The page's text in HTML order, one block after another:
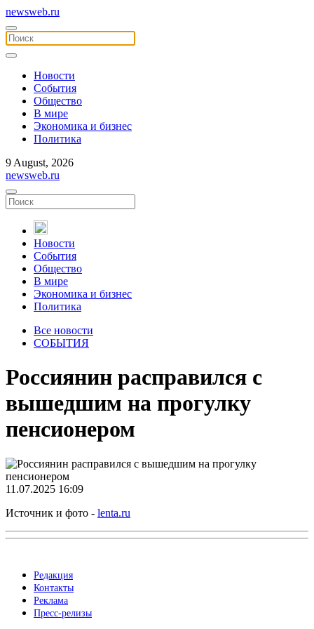
newsweb.ru
Новости
События
Общество
В мире
Экономика и бизнес
Политика
9 August, 2026
newsweb.ru
Новости
События
Общество
В мире
Экономика и бизнес
Политика
Все новости
СОБЫТИЯ
Россиянин расправился с
вышедшим на прогулку
пенсионером
11.07.2025 16:09
Источник и фото - lenta.ru
Редакция
Контакты
Реклама
Пресс-релизы